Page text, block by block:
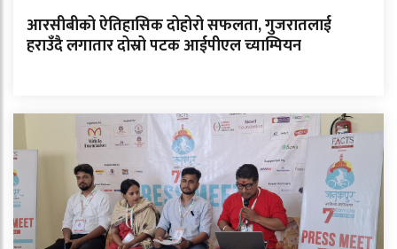
आरसीबीको ऐतिहासिक दोहोरो सफलता, गुजरातलाई
हराउँदै लगातार दोस्रो पटक आईपीएल च्याम्पियन